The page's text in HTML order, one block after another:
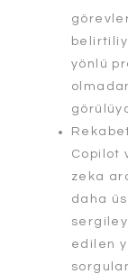
yönlü
Copilot
zeka
daha
edilen